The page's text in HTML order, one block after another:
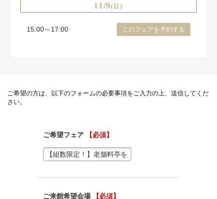
11/9(日)
15:00～17:00 このフェアを予約する